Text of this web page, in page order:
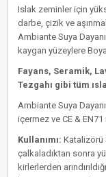
Islak zeminler için
darbe, çizik ve
Ambiante Suya
kaygan yüzeylere
Fayans, Seramik,
Tezgahı gibi tüm
Ambiante Suya
içermez ve CE &
Kullanımı: Katalizörü
çalkaladıktan sonra
kirlerlerden